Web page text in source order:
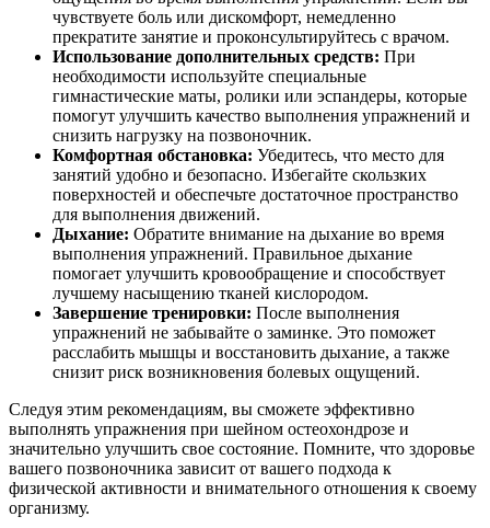
чувствуете боль или дискомфорт, немедленно
прекратите занятие и проконсультируйтесь с врачом.
Использование дополнительных средств: При
необходимости используйте специальные
гимнастические маты, ролики или эспандеры, которые
помогут улучшить качество выполнения упражнений и
снизить нагрузку на позвоночник.
Комфортная обстановка: Убедитесь, что место для
занятий удобно и безопасно. Избегайте скользких
поверхностей и обеспечьте достаточное пространство
для выполнения движений.
Дыхание: Обратите внимание на дыхание во время
выполнения упражнений. Правильное дыхание
помогает улучшить кровообращение и способствует
лучшему насыщению тканей кислородом.
Завершение тренировки: После выполнения
упражнений не забывайте о заминке. Это поможет
расслабить мышцы и восстановить дыхание, а также
снизит риск возникновения болевых ощущений.
Следуя этим рекомендациям, вы сможете эффективно
выполнять упражнения при шейном остеохондрозе и
значительно улучшить свое состояние. Помните, что здоровье
вашего позвоночника зависит от вашего подхода к
физической активности и внимательного отношения к своему
организму.